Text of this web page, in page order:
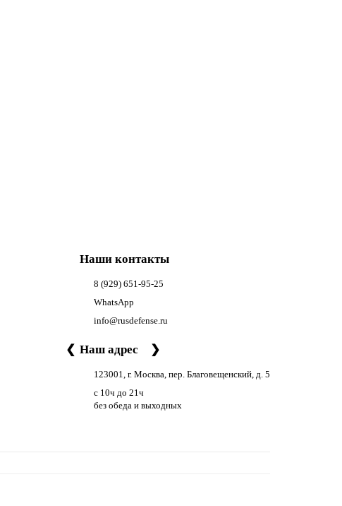
Наши контакты
8 (929) 651-95-25
WhatsApp
info@rusdefense.ru
❮ Наш адрес ❯
123001, г. Москва, пер. Благовещенский, д. 5
с 10ч до 21ч
без обеда и выходных